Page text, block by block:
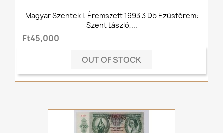
Magyar Szentek I. Éremszett 1993 3 Db Ezüstérem:
Szent László,...
Ft45,000
OUT OF STOCK